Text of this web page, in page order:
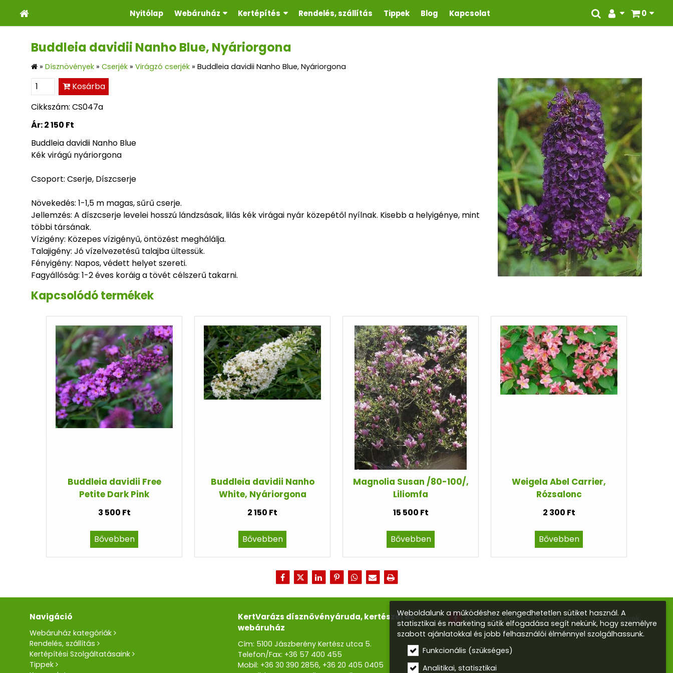
0
Nyitólap Webáruház Kertépítés Rendelés, szállítás Tippek Blog Kapcsolat
Buddleia davidii Nanho Blue, Nyáriorgona
» Dísznövények » Cserjék » Virágzó cserjék » Buddleia davidii Nanho Blue, Nyáriorgona
Kosárba
Cikkszám: CS047a
Ár:2 150 Ft
Buddleia davidii Nanho Blue
Kék virágú nyáriorgona
Csoport: Cserje, Díszcserje
Növekedés: 1-1,5 m magas, sűrű cserje.
Jellemzés: A díszcserje levelei hosszú lándzsásak, lilás kék virágai nyár közepétől nyílnak. Kisebb a helyigénye, mint
többi társának.
Vízigény: Közepes vízigényű, öntözést meghálálja.
Talajigény: Jó vízelvezetésű talajba ültessük.
Fényigény: Napos, védett helyet szereti.
Fagyállóság: 1-2 éves koráig a tövét célszerű takarni.
Kapcsolódó termékek
Buddleia davidii Free
Petite Dark Pink
3 500 Ft
Bővebben
Buddleia davidii Nanho
White, Nyáriorgona
2 150 Ft
Bővebben
Magnolia Susan /80-100/,
Liliomfa
15 500 Ft
Bővebben
Weigela Abel Carrier,
Rózsalonc
2 300 Ft
Bővebben
Navigáció
Webáruház kategóriák
Rendelés, szállítás
Kertépítési Szolgáltatásaink
Tippek
KertVarázs dísznövényáruda, kertészet és
webáruház
Cím: 5100 Jászberény Kertész utca 5.
Telefon/Fax: +36 57 400 455
Mobil: +36 30 390 2856, +36 20 405 0405
Kertvarázs Kertészeti webáruház - dísznövények,
kerti tó, öntözőrendszerek
Weboldalunk a működéshez elengedhetetlen sütiket használ. A
statisztikai és marketing sütik elfogadása segít nekünk, hogy személyre
szabott ajánlatokkal és jobb felhasználói élménnyel szolgálhassunk.
Funkcionális (szükséges)
Analitikai, statisztikai